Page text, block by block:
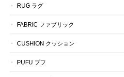
RUG ラグ
FABRIC ファブリック
CUSHION クッション
PUFU プフ